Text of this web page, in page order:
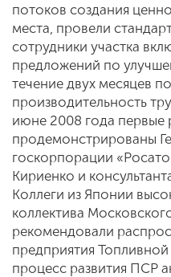
потоков создания
места, провели
сотрудники участка
предложений по
течение двух месяцев
производительность
июне 2008 года первые
продемонстрированы
госкорпорации
Кириенко и
Коллеги из Японии
коллектива
рекомендовали
предприятия
процесс развития ПСР